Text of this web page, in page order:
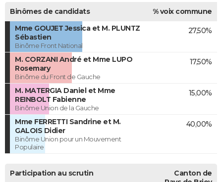
Binômes de candidats
% voix commune
Mme GOUJET Jessica et M. PLUNTZ
Sébastien
Binôme Front National
27,50%
M. CORZANI André et Mme LUPO
Rosemary
Binôme du Front de Gauche
17,50%
M. MATERGIA Daniel et Mme
REINBOLT Fabienne
Binôme Union de la Gauche
15,00%
Mme FERRETTI Sandrine et M.
GALOIS Didier
Binôme Union pour un Mouvement
Populaire
40,00%
Participation au scrutin
Canton de